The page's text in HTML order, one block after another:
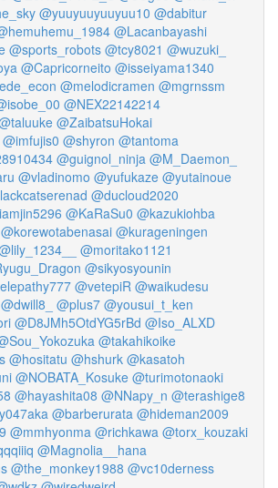
@yuuyuuyuuyuu10 @dabitur
@Lacanbayashi
@sports_robots @tcy8021 @wuzuki_
@Capricorneito @isseiyama1340
@melodicramen @mgrnssm
@NEX22142214
@ZaibatsuHokai
@imfujis0 @shyron @tantoma
@guignol_ninja @M_Daemon_
@vladinomo @yufukaze @yutainoue
@ducloud2020
@KaRaSu0 @kazukiohba
@korewotabenasai @kurageningen
@moritako1121
@sikyosyounin
@vetepiR @waikudesu
@dwill8_ @plus7 @yousui_t_ken
@D8JMh5OtdYG5rBd @Iso_ALXD
@takahikoike
@hositatu @hshurk @kasatoh
@NOBATA_Kosuke @turimotonaoki
@hayashita08 @NNapy_n @terashige8
@barberurata @hideman2009
@mmhyonma @richkawa @torx_kouzaki
@Magnolia__hana
@the_monkey1988 @vc10derness